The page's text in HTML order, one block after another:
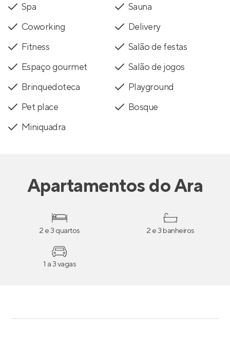
Spa
Sauna
Coworking
Delivery
Fitness
Salão de festas
Espaço gourmet
Salão de jogos
Brinquedoteca
Playground
Pet place
Bosque
Miniquadra
ApartamentosdoAra
2 e 3 quartos 2 e 3 banheiros
1 a 3 vagas